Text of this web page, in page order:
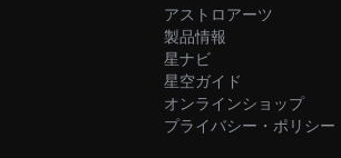
アストロアーツ
製品情報
星ナビ
星空ガイド
オンラインショップ
プライバシー・ポリシー